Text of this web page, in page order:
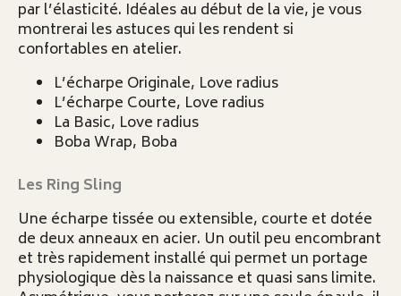
par l’élasticité. Idéales au début de la vie, je vous
montrerai les astuces qui les rendent si
confortables en atelier.
L’écharpe Originale, Love radius
L’écharpe Courte, Love radius
La Basic, Love radius
Boba Wrap, Boba
Les Ring Sling
Une écharpe tissée ou extensible, courte et dotée
de deux anneaux en acier. Un outil peu encombrant
et très rapidement installé qui permet un portage
physiologique dès la naissance et quasi sans limite.